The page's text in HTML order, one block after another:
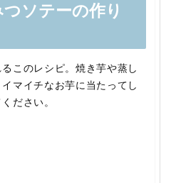
ソテーの作り
このレシピ。焼き芋や蒸し
マイチなお芋に当たってし
ださい。